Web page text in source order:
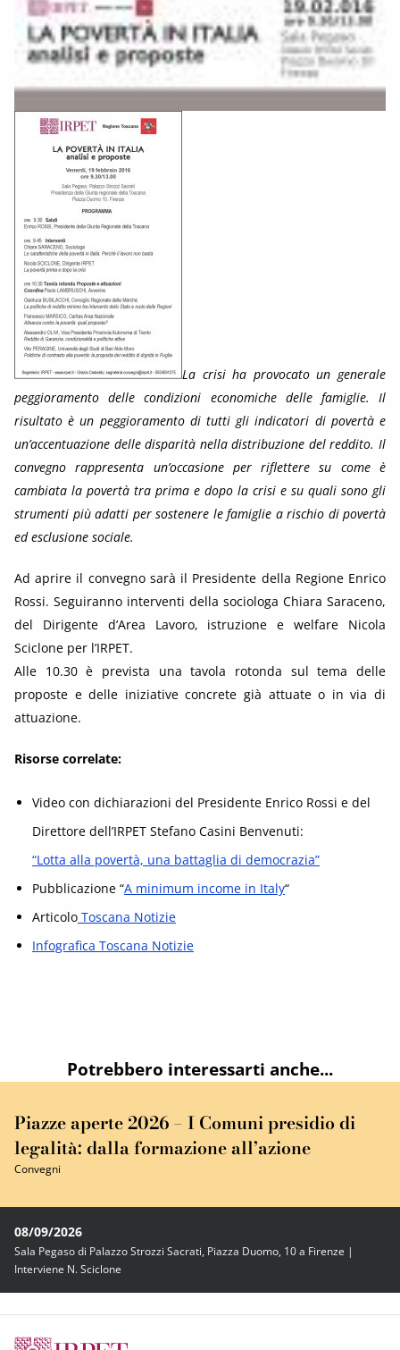
La crisi ha provocato un generale
peggioramento delle condizioni economiche delle famiglie. Il
risultato è un peggioramento di tutti gli indicatori di povertà e
un’accentuazione delle disparità nella distribuzione del reddito. Il
convegno rappresenta un’occasione per riflettere su come è
cambiata la povertà tra prima e dopo la crisi e su quali sono gli
strumenti più adatti per sostenere le famiglie a rischio di povertà
ed esclusione sociale.
Ad aprire il convegno sarà il Presidente della Regione Enrico
Rossi. Seguiranno interventi della sociologa Chiara Saraceno,
del Dirigente d’Area Lavoro, istruzione e welfare Nicola
Sciclone per l’IRPET.
Alle 10.30 è prevista una tavola rotonda sul tema delle
proposte e delle iniziative concrete già attuate o in via di
attuazione.
Risorse correlate:
Video con dichiarazioni del Presidente Enrico Rossi e del
Direttore dell’IRPET Stefano Casini Benvenuti:
“Lotta alla povertà, una battaglia di democrazia”
Pubblicazione “A minimum income in Italy“
Articolo Toscana Notizie
Infografica Toscana Notizie
Potrebbero interessarti anche...
Piazze aperte 2026 – I Comuni presidio di
legalità: dalla formazione all’azione
Convegni
08/09/2026
Sala Pegaso di Palazzo Strozzi Sacrati, Piazza Duomo, 10 a Firenze |
Interviene N. Sciclone